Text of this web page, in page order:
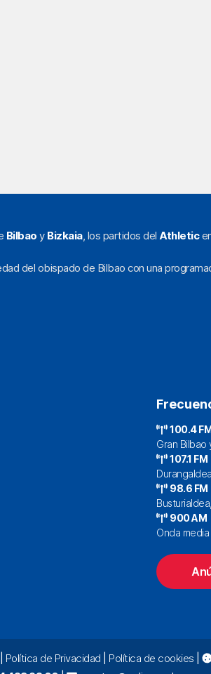
Bilbao y Bizkaia, los partidos del Athletic
del obispado de Bilbao con una
100.4
Gran Bilbao
107.1 FM
Durangaldea
98.6 FM
900 AM
Onda media
Política de Privacidad Política de cookies